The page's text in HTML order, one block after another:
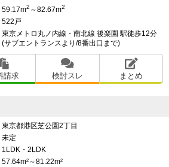
59.17m2 ～82.67m2
522戸
東京メトロ丸ノ内線・南北線 後楽園 駅徒歩12分
(サブエントランスより/8番出口まで)
請求 検討スレ まとめ
東京都港区芝公園2丁目
未定
1LDK・2LDK
57.64m²～81.22m²